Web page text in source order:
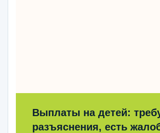
Выплаты на детей:
разъяснения, есть